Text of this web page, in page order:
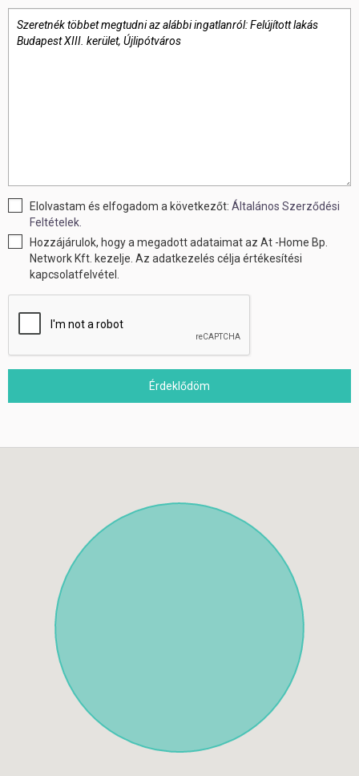
Elolvastam és elfogadom a következőt:Általános Szerződési
Feltételek.
Hozzájárulok, hogy a megadott adataimat az At -Home Bp.
Network Kft. kezelje. Az adatkezelés célja értékesítési
kapcsolatfelvétel.
Érdeklődöm